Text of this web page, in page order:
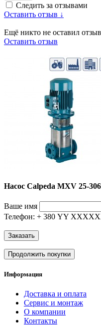
Следить за отзывами
Оставить отзыв ↓
Ещё никто не оставил
Оставить отзыв
Насос Calpeda MXV 25-306
Ваше имя
Телефон: + 380 YY
Заказать
Продолжить покупки
Информация
Доставка и оплата
Сервис и монтаж
О компании
Контакты